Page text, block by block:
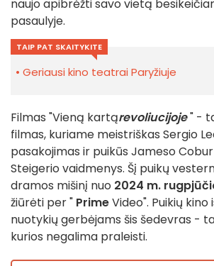
naujo apibrėžti savo vietą
pasaulyje.
TAIP PAT SKAITYKITE
Geriausi kino teatrai Paryžiuje
Filmas "Vieną kartąrevoliucijoje" -
filmas, kuriame meistriškas Sergio
pasakojimas ir puikūs Jameso
Steigerio vaidmenys. Šį puikų
dramos mišinį nuo 2024 m.
žiūrėti per " PrimeVideo". Puikių
nuotykių gerbėjams šis šedevras -
kurios negalima praleisti.